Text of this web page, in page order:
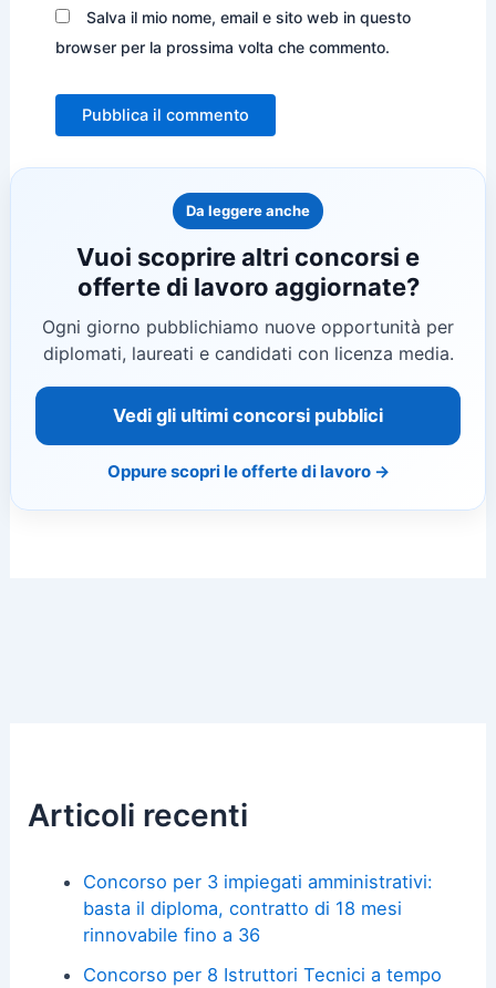
Salva il mio nome, email e sito web in questo
browser per la prossima volta che commento.
Da leggere anche
Vuoi scoprire altri concorsi e
offerte di lavoro aggiornate?
Ogni giorno pubblichiamo nuove opportunità per
diplomati, laureati e candidati con licenza media.
Vedi gli ultimi concorsi pubblici
Oppure scopri le offerte di lavoro →
Articoli recenti
Concorso per 3 impiegati amministrativi:
basta il diploma, contratto di 18 mesi
rinnovabile fino a 36
Concorso per 8 Istruttori Tecnici a tempo